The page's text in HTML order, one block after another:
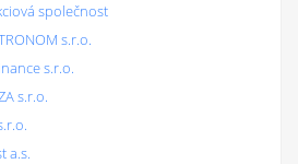
společnost
s.r.o.
s.r.o.
s.r.o.
a.s.